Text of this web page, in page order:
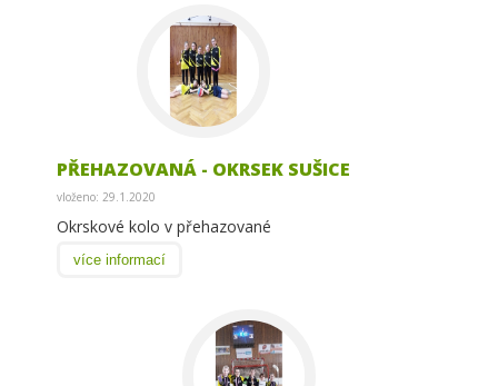
PŘEHAZOVANÁ - OKRSEK SUŠICE
vloženo: 29.1.2020
Okrskové kolo v přehazované
více informací